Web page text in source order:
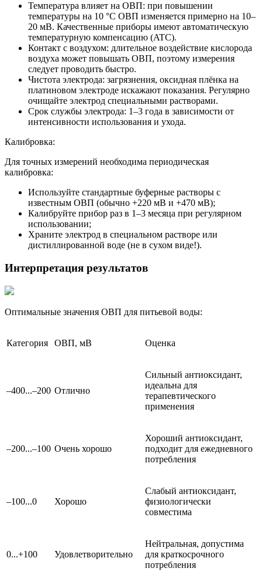
Температура влияет на ОВП: при повышении
температуры на 10 °C ОВП изменяется примерно на 10–
20 мВ. Качественные приборы имеют автоматическую
температурную компенсацию (ATC).
Контакт с воздухом: длительное воздействие кислорода
воздуха может повышать ОВП, поэтому измерения
следует проводить быстро.
Чистота электрода: загрязнения, оксидная плёнка на
платиновом электроде искажают показания. Регулярно
очищайте электрод специальными растворами.
Срок службы электрода: 1–3 года в зависимости от
интенсивности использования и ухода.
Калибровка:
Для точных измерений необходима периодическая
калибровка:
Используйте стандартные буферные растворы с
известным ОВП (обычно +220 мВ и +470 мВ);
Калибруйте прибор раз в 1–3 месяца при регулярном
использовании;
Храните электрод в специальном растворе или
дистиллированной воде (не в сухом виде!).
Интерпретация результатов
Оптимальные значения ОВП для питьевой воды:
Категория ОВП, мВ Оценка
–400...–200 Отлично
Сильный антиоксидант,
идеальна для
терапевтического
применения
–200...–100 Очень хорошо
Хороший антиоксидант,
подходит для ежедневного
потребления
–100...0 Хорошо
Слабый антиоксидант,
физиологически
совместима
0...+100 Удовлетворительно
Нейтральная, допустима
для краткосрочного
потребления